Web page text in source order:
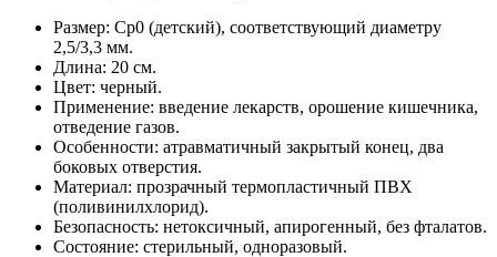
Размер: Cp0 (детский), соответствующий диаметру
2,5/3,3 мм.
Длина: 20 см.
Цвет: черный.
Применение: введение лекарств, орошение кишечника,
отведение газов.
Особенности: атравматичный закрытый конец, два
боковых отверстия.
Материал: прозрачный термопластичный ПВХ
(поливинилхлорид).
Безопасность: нетоксичный, апирогенный, без фталатов.
Состояние: стерильный, одноразовый.